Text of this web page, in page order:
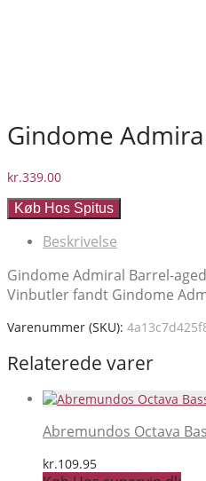
Gindome
kr.339.00
Køb Hos Spitus
Beskrivelse
Gindome Admiral Barrel-
Vinbutler fandt Gindome
Varenummer (SKU):
Relaterede varer
Abremundos Octava
kr.109.95